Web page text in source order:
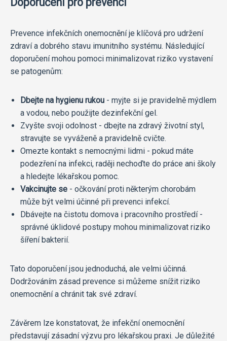
Prevence infekčních onemocnění je klíčová pro udržení
zdraví a dobrého stavu imunitního systému. Následující
doporučení mohou pomoci minimalizovat riziko vystavení
se patogenům:
Dbejte na hygienu rukou - myjte si je pravidelně mýdlem
a vodou, nebo použijte dezinfekční gel.
Zvyšte svoji odolnost - dbejte na zdravý životní styl,
stravujte se vyváženě a pravidelně cvičte.
Omezte kontakt s nemocnými lidmi - pokud máte
podezření na infekci, raději nechoďte do práce ani školy
a hledejte lékařskou pomoc.
Vakcinujte se - očkování proti některým chorobám
může být velmi účinné při prevenci infekcí.
Dbávejte na čistotu domova i pracovního prostředí -
správné úklidové postupy mohou minimalizovat riziko
šíření bakterií.
Tato doporučení jsou jednoduchá, ale velmi účinná.
Dodržováním zásad prevence si můžeme snížit riziko
onemocnění a chránit tak své zdraví.
Závěrem lze konstatovat, že infekční onemocnění
představují zásadní výzvu pro lékařskou praxi. Je důležité